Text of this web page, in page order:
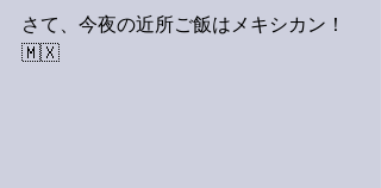
さて、今夜の近所ご飯はメキシカン！
🇲🇽